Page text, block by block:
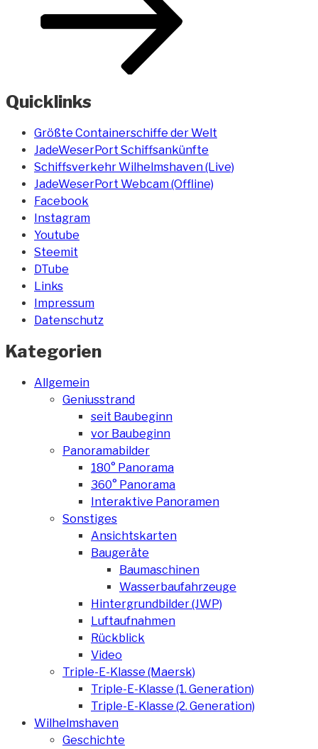
Quicklinks
Größte Containerschiffe der Welt
JadeWeserPort Schiffsankünfte
Schiffsverkehr Wilhelmshaven (Live)
JadeWeserPort Webcam (Offline)
Facebook
Instagram
Youtube
Steemit
DTube
Links
Impressum
Datenschutz
Kategorien
Allgemein
Geniusstrand
seit Baubeginn
vor Baubeginn
Panoramabilder
180° Panorama
360° Panorama
Interaktive Panoramen
Sonstiges
Ansichtskarten
Baugeräte
Baumaschinen
Wasserbaufahrzeuge
Hintergrundbilder (JWP)
Luftaufnahmen
Rückblick
Video
Triple-E-Klasse (Maersk)
Triple-E-Klasse (1. Generation)
Triple-E-Klasse (2. Generation)
Wilhelmshaven
Geschichte